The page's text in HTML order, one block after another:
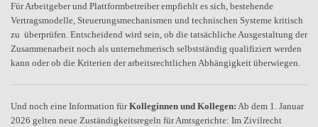
Für Arbeitgeber und Plattformbetreiber empfiehlt es sich, bestehende
Vertragsmodelle, Steuerungsmechanismen und technischen Systeme kritisch
zu überprüfen. Entscheidend wird sein, ob die tatsächliche Ausgestaltung der
Zusammenarbeit noch als unternehmerisch selbstständig qualifiziert werden
kann oder ob die Kriterien der arbeitsrechtlichen Abhängigkeit überwiegen.
Und noch eine Information fürKolleginnen und Kollegen: Ab dem 1. Januar
2026 gelten neue Zuständigkeitsregeln für Amtsgerichte: Im Zivilrecht